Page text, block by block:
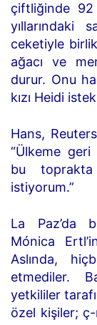
çiftliğinde 92
yıllarındaki
ceketiyle
ağacı ve
durur. Onu
kızı Heidi
Hans,
“Ülkeme
bu
istiyorum.”
La Paz’da
Mónica
Aslında,
etmediler.
yetkililer
özel kişiler;